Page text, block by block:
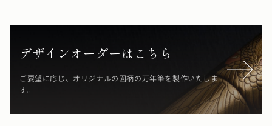
デザインオーダーはこちら
ご要望に応じ、オリジナルの図柄の万年筆を製作いたしま
す。